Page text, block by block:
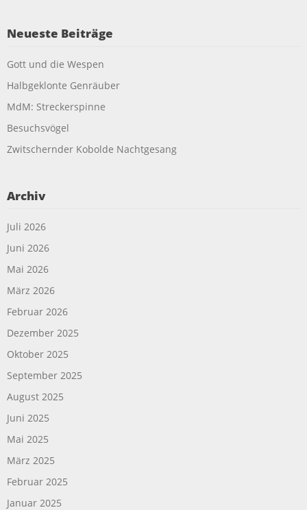
Neueste Beiträge
Gott und die Wespen
Halbgeklonte Genräuber
MdM: Streckerspinne
Besuchsvögel
Zwitschernder Kobolde Nachtgesang
Archiv
Juli 2026
Juni 2026
Mai 2026
März 2026
Februar 2026
Dezember 2025
Oktober 2025
September 2025
August 2025
Juni 2025
Mai 2025
März 2025
Februar 2025
Januar 2025